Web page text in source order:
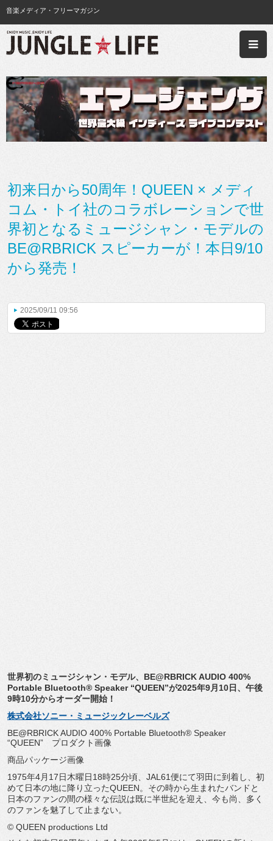
音楽メディア・フリーマガジン
初来日から50周年！QUEEN × メディ
コム・トイ社のコラボレーションで世
界初となるミュージシャン・モデルの
BE@RBRICK スピーカーが！本日9/10
から発売！
2025/09/11 09:56
世界初のミュージシャン・モデル、BE@RBRICK AUDIO 400%
Portable Bluetooth® Speaker “QUEEN”が2025年9月10日、 午後
9時10分からオーダー開始！
株式会社ソニー・ミュージックレーベルズ
BE@RBRICK AUDIO 400% Portable Bluetooth® Speaker
“QUEEN” プロダクト画像
商品パッケージ画像
1975年4月17日木曜日18時25分頃、 JAL61便にて羽田に到着し、 初
めて日本の地に降り立ったQUEEN。 その時から生まれたバンドと
日本のファンの間の様々な伝説は既に半世紀を迎え、今も尚、多く
のファンを魅了して止まない。
© QUEEN productions Ltd